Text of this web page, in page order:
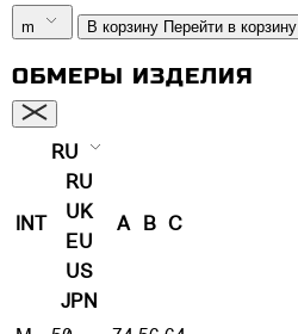
m В корзину Перейти в корзину
ОБМЕРЫ ИЗДЕЛИЯ
INT
RU
RU
UK
EU
US
JPN
A B C